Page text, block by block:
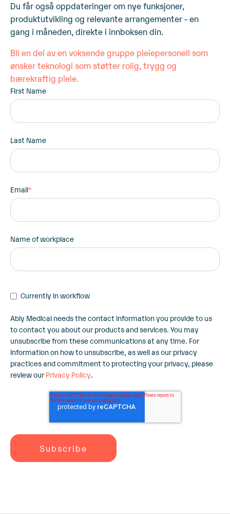
Du får også oppdateringer om nye funksjoner,
produktutvikling og relevante arrangementer - en
gang i måneden, direkte i innboksen din.
Bli en del av en voksende gruppe pleiepersonell som
ønsker teknologi som støtter rolig, trygg og
bærekraftig pleie.
First Name
Last Name
Email*
Name of workplace
Currently in workflow
Ably Medical needs the contact information you provide to us
to contact you about our products and services. You may
unsubscribe from these communications at any time. For
information on how to unsubscribe, as well as our privacy
practices and commitment to protecting your privacy, please
review our Privacy Policy.